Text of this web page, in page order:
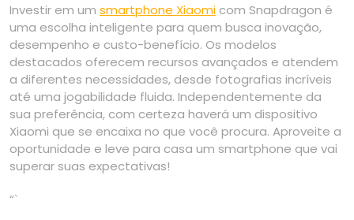
Investir em um smartphone Xiaomi com Snapdragon é
uma escolha inteligente para quem busca inovação,
desempenho e custo-benefício. Os modelos
destacados oferecem recursos avançados e atendem
a diferentes necessidades, desde fotografias incríveis
até uma jogabilidade fluida. Independentemente da
sua preferência, com certeza haverá um dispositivo
Xiaomi que se encaixa no que você procura. Aproveite a
oportunidade e leve para casa um smartphone que vai
superar suas expectativas!
“`